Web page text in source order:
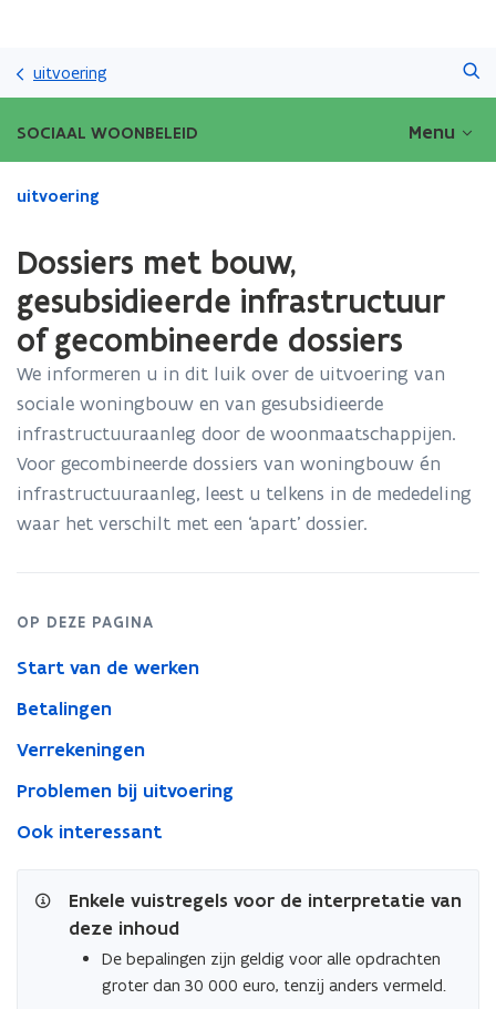
gaan
uitvoering
SOCIAAL WOONBELEID Menu
Gedaan
zich
op:
Dossiers
met
bouw,
gesubsidieerde
gecombineerde
dossiers
uitvoering
Dossiers met bouw,
gesubsidieerde infrastructuur
of gecombineerde dossiers
We informeren u in dit luik over de uitvoering van
sociale woningbouw en van gesubsidieerde
infrastructuuraanleg door de woonmaatschappijen.
Voor gecombineerde dossiers van woningbouw én
infrastructuuraanleg, leest u telkens in de mededeling
waar het verschilt met een ‘apart’ dossier.
OP DEZE PAGINA
Start van de werken
Betalingen
Verrekeningen
Problemen bij uitvoering
Ook interessant
Enkele vuistregels voor de interpretatie van
deze inhoud
De bepalingen zijn geldig voor alle opdrachten
groter dan 30 000 euro, tenzij anders vermeld.